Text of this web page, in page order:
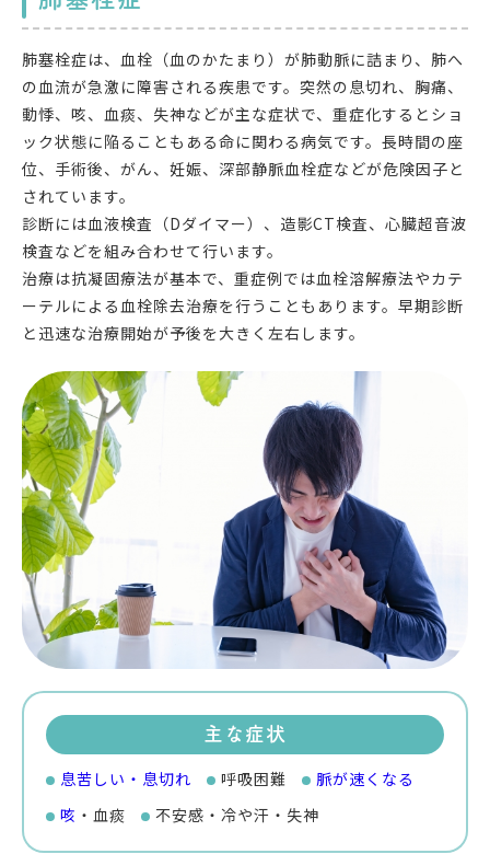
肺塞栓症は、血栓（血のかたまり）が肺動脈に詰まり、肺へ
の血流が急激に障害される疾患です。突然の息切れ、胸痛、
動悸、咳、血痰、失神などが主な症状で、重症化するとショ
ック状態に陥ることもある命に関わる病気です。長時間の座
位、手術後、がん、妊娠、深部静脈血栓症などが危険因子と
されています。
診断には血液検査（Dダイマー）、造影CT検査、心臓超音波
検査などを組み合わせて行います。
治療は抗凝固療法が基本で、重症例では血栓溶解療法やカテ
ーテルによる血栓除去治療を行うこともあります。早期診断
と迅速な治療開始が予後を大きく左右します。
主な症状
息苦しい・息切れ 呼吸困難
脈が速くなる
咳 ・血痰 不安感・冷や汗・失神